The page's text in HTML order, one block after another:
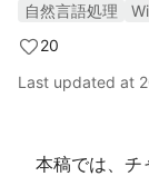
自然言語処理
20
Last updated at
本稿では、チ